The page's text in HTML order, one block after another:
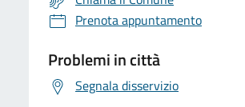
Prenota appuntamento
Problemi in città
Segnala disservizio